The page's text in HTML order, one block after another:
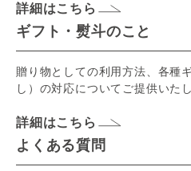
詳細はこちら
ギフト・熨斗のこと
贈り物としての利用方法、各種
し）の対応についてご提供いた
詳細はこちら
よくある質問